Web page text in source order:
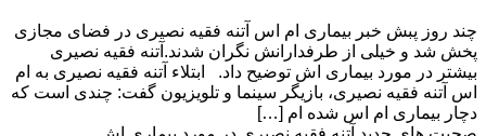
چند روز پبش خبر بیماری ام اس آتنه فقیه نصیری در فضای مجازی
پخش شد و خیلی از طرفدارانش نگران شدند.آتنه فقیه نصیری
بیشتر در مورد بیماری اش توضیح داد. ابتلاء آتنه فقیه نصیری به ام
اس آتنه فقیه نصیری، بازیگر سینما و تلویزیون گفت: چندی است که
دچار بیماری ام اس شده ام […]